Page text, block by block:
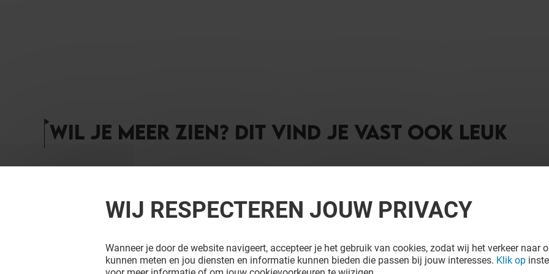
WIL JE MEER ZIEN? DIT VIND JE VAST OOK LEUK
WIJ RESPECTEREN JOUW PRIVACY
Wanneer je door de website navigeert, accepteer je het gebruik van cookies, zodat wij het verkeer naar
kunnen meten en jou diensten en informatie kunnen bieden die passen bij jouw interesses. Klik op